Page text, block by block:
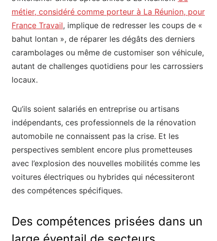
métier, considéré comme porteur à La Réunion, pour
France Travail, implique de redresser les coups de «
bahut lontan », de réparer les dégâts des derniers
carambolages ou même de customiser son véhicule,
autant de challenges quotidiens pour les carrossiers
locaux.
Qu’ils soient salariés en entreprise ou artisans
indépendants, ces professionnels de la rénovation
automobile ne connaissent pas la crise. Et les
perspectives semblent encore plus prometteuses
avec l’explosion des nouvelles mobilités comme les
voitures électriques ou hybrides qui nécessiteront
des compétences spécifiques.
Des compétences prisées dans un